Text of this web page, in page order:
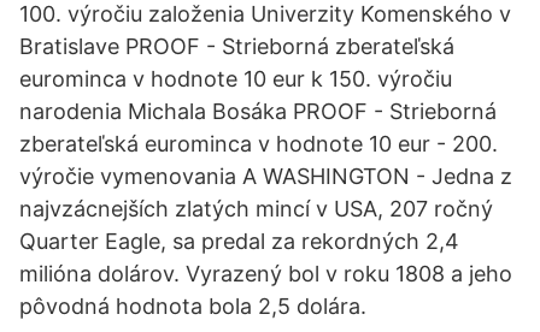
100. výročiu založenia Univerzity Komenského v
Bratislave PROOF - Strieborná zberateľská
eurominca v hodnote 10 eur k 150. výročiu
narodenia Michala Bosáka PROOF - Strieborná
zberateľská eurominca v hodnote 10 eur - 200.
výročie vymenovania A WASHINGTON - Jedna z
najvzácnejších zlatých mincí v USA, 207 ročný
Quarter Eagle, sa predal za rekordných 2,4
milióna dolárov. Vyrazený bol v roku 1808 a jeho
pôvodná hodnota bola 2,5 dolára.